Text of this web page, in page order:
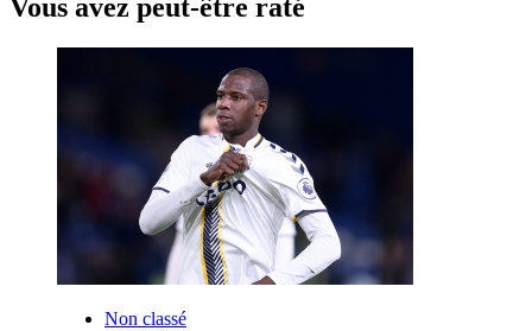
Vous avez peut-être raté
Non classé